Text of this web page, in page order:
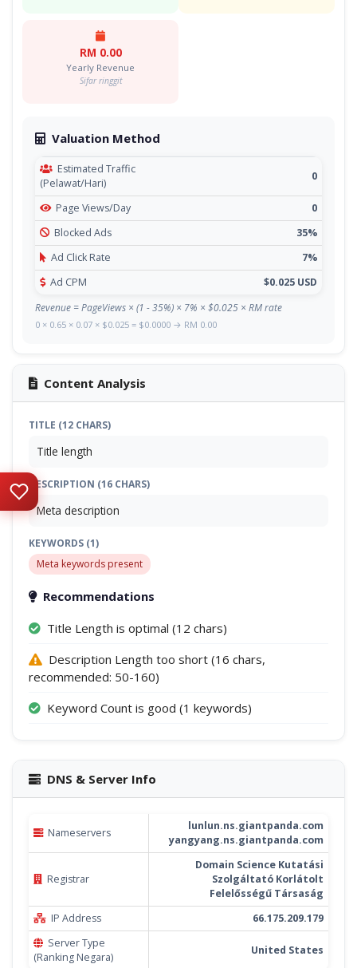
RM 0.00
Yearly Revenue
Sifar ringgit
Valuation Method
Estimated Traffic
(Pelawat/Hari)
0
Page Views/Day
0
Blocked Ads
35%
Ad Click Rate
7%
Ad CPM
$0.025 USD
Revenue = PageViews × (1 - 35%) × 7% × $0.025 × RM rate
0 × 0.65 × 0.07 × $0.025 = $0.0000 → RM 0.00
Content Analysis
TITLE (12 CHARS)
Title length
DESCRIPTION (16 CHARS)
Meta description
KEYWORDS (1)
Meta keywords present
Recommendations
Title Length is optimal (12 chars)
Description Length too short (16 chars,
recommended: 50-160)
Keyword Count is good (1 keywords)
DNS & Server Info
Nameservers
lunlun.ns.giantpanda.com
yangyang.ns.giantpanda.com
Registrar
Domain Science Kutatási
Szolgáltató Korlátolt
Felelősségű Társaság
IP Address
66.175.209.179
Server Type
(Ranking Negara)
United States